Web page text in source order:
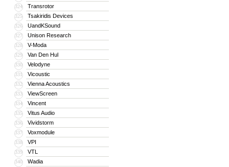
324 Transrotor
325 Tsakiridis Devices
326 UandKSound
327 Unison Research
328 V-Moda
329 Van Den Hul
330 Velodyne
331 Vicoustic
332 Vienna Acoustics
333 ViewScreen
334 Vincent
335 Vitus Audio
336 Vividstorm
337 Voxmodule
338 VPI
339 VTL
340 Wadia